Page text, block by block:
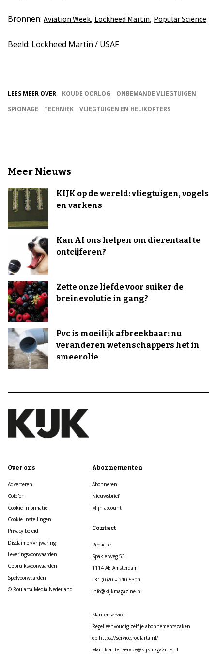
Bronnen: Aviation Week, Lockheed Martin, Popular Science
Beeld: Lockheed Martin / USAF
LEES MEER OVER KOUDE OORLOG
ONBEMANDE VLIEGTUIGEN
SPIONAGE
TECHNIEK VLIEGTUIGEN EN HELIKOPTERS
Meer Nieuws
KIJK op de wereld: vliegtuigen, vogels
en varkens
Kan AI ons helpen om dierentaal te
ontcijferen?
Zette onze liefde voor suiker de
breinevolutie in gang?
Pvc is moeilijk afbreekbaar: nu
veranderen wetenschappers het in
smeerolie
Over ons
Adverteren
Colofon
Cookie informatie
Cookie Instellingen
Privacy beleid
Disclaimer/vrijwaring
Leveringsvoorwaarden
Gebruiksvoorwaarden
Spelvoorwaarden
© Roularta Media Nederland
Abonnementen
Abonneren
Nieuwsbrief
Mijn account
Contact
Redactie
Spaklerweg 53
1114 AE Amsterdam
+31 (0)20 – 210 5300
info@kijkmagazine.nl
Klantenservice
Regel eenvoudig zelf je abonnementszaken
op https://service.roularta.nl/
Mail: klantenservice@kijkmagazine.nl